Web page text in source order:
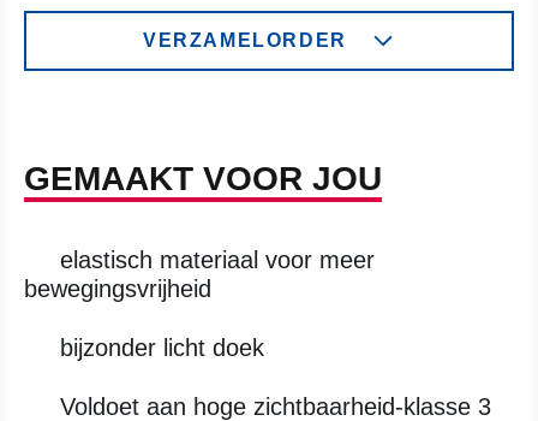
VERZAMELORDER
GEMAAKT VOOR JOU
elastisch materiaal voor meer
bewegingsvrijheid
bijzonder licht doek
Voldoet aan hoge zichtbaarheid-klasse 3